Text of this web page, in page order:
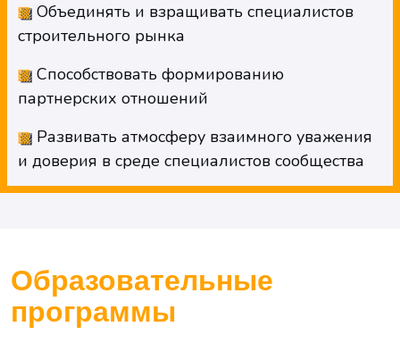
Объединять и взращивать специалистов
строительного рынка
Способствовать формированию
партнерских отношений
Развивать атмосферу взаимного уважения
и доверия в среде специалистов сообщества
Образовательные
программы